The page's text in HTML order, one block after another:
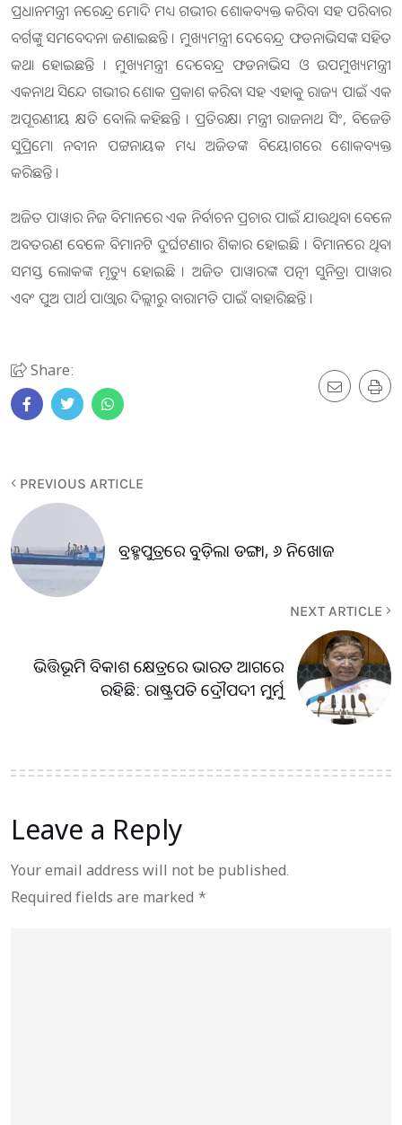
ପ୍ରଧାନମନ୍ତ୍ରୀ ନରେନ୍ଦ୍ର ମୋଦି ମଧ୍ୟ ଗଭୀର ଶୋକବ୍ୟକ୍ତ କରିବା ସହ ପରିବାର
ବର୍ଗଙ୍କୁ ସମବେଦନା ଜଣାଇଛନ୍ତି । ମୁଖ୍ୟମନ୍ତ୍ରୀ ଦେବେନ୍ଦ୍ର ଫଡନାଭିସଙ୍କ ସହିତ
କଥା ହୋଇଛନ୍ତି । ମୁଖ୍ୟମନ୍ତ୍ରୀ ଦେବେନ୍ଦ୍ର ଫଡନାଭିସ ଓ ଉପମୁଖ୍ୟମନ୍ତ୍ରୀ
ଏକନାଥ ସିନ୍ଦେ ଗଭୀର ଶୋକ ପ୍ରକାଶ କରିବା ସହ ଏହାକୁ ରାଜ୍ୟ ପାଇଁ ଏକ
ଅପୂରଣୀୟ କ୍ଷତି ବୋଲି କହିଛନ୍ତି । ପ୍ରତିରକ୍ଷା ମନ୍ତ୍ରୀ ରାଜନାଥ ସିଂ, ବିଜେଡି
ସୁପ୍ରିମୋ ନବୀନ ପଟ୍ଟନାୟକ ମଧ୍ୟ ଅଜିତଙ୍କ ବିୟୋଗରେ ଶୋକବ୍ୟକ୍ତ
କରିଛନ୍ତି ।
ଅଜିତ ପାୱାର ନିଜ ବିମାନରେ ଏକ ନିର୍ବାଚନ ପ୍ରଚାର ପାଇଁ ଯାଉଥିବା ବେଳେ
ଅବତରଣ ବେଳେ ବିମାନଟି ଦୁର୍ଘଟଣାର ଶିକାର ହୋଇଛି । ବିମାନରେ ଥିବା
ସମସ୍ତ ଲୋକଙ୍କ ମୃତ୍ୟୁ ହୋଇଛି । ଅଜିତ ପାୱାରଙ୍କ ପତ୍ନୀ ସୁନିତ୍ରା ପାୱାର
ଏବଂ ପୁଅ ପାର୍ଥ ପାଓ୍ବାର ଦିଲ୍ଲୀରୁ ବାରାମତି ପାଇଁ ବାହାରିଛନ୍ତି ।
Share:
PREVIOUS ARTICLE
ବ୍ରହ୍ମପୁତ୍ରରେ ବୁଡ଼ିଲା ଡଙ୍ଗା, ୬ ନିଖୋଜ
NEXT ARTICLE
ଭିତ୍ତିଭୂମି ବିକାଶ କ୍ଷେତ୍ରରେ ଭାରତ ଆଗରେ
ରହିଛି: ରାଷ୍ଟ୍ରପତି ଦ୍ରୌପଦୀ ମୁର୍ମୁ
Leave a Reply
Your email address will not be published.
Required fields are marked *